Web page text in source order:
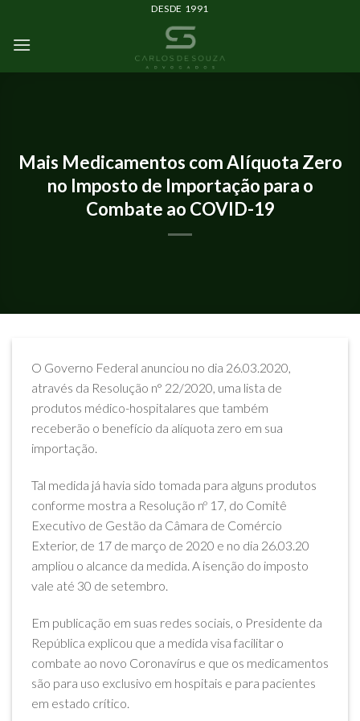
DESDE 1991
Mais Medicamentos com Alíquota Zero
no Imposto de Importação para o
Combate ao COVID-19
O Governo Federal anunciou no dia 26.03.2020,
através da Resolução n° 22/2020, uma lista de
produtos médico-hospitalares que também
receberão o benefício da alíquota zero em sua
importação.
Tal medida já havia sido tomada para alguns produtos
conforme mostra a Resolução nº 17, do Comitê
Executivo de Gestão da Câmara de Comércio
Exterior, de 17 de março de 2020 e no dia 26.03.20
ampliou o alcance da medida. A isenção do imposto
vale até 30 de setembro.
Em publicação em suas redes sociais, o Presidente da
República explicou que a medida visa facilitar o
combate ao novo Coronavírus e que os medicamentos
são para uso exclusivo em hospitais e para pacientes
em estado crítico.